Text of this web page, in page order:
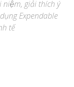
giải thích ý
Expendable
tế